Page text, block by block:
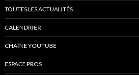
TOUTES LES ACTUALITÉS
CALENDRIER
CHAÎNE YOUTUBE
ESPACE PROS